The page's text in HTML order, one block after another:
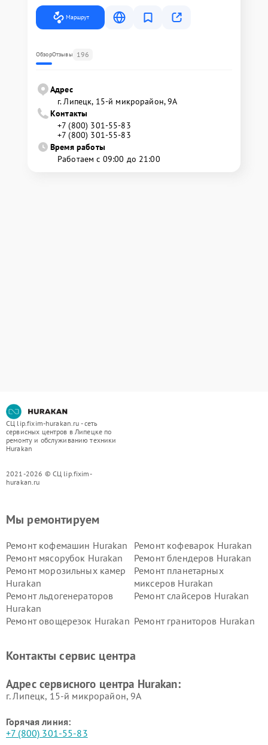
Маршрут
ОбзорОтзывы 196
Адрес
г. Липецк, 15-й микрорайон, 9А
Контакты
+7 (800) 301-55-83
+7 (800) 301-55-83
Время работы
Работаем с 09:00 до 21:00
СЦ lip.fixim-hurakan.ru - сеть
сервисных центров в Липецке по
ремонту и обслуживанию техники
Hurakan
2021-2026 © СЦ lip.fixim-
hurakan.ru
Мы ремонтируем
Ремонт кофемашин Hurakan
Ремонт кофеварок Hurakan
Ремонт мясорубок Hurakan
Ремонт блендеров Hurakan
Ремонт морозильных камер
Hurakan
Ремонт планетарных
миксеров Hurakan
Ремонт льдогенераторов
Hurakan
Ремонт слайсеров Hurakan
Ремонт овощерезок Hurakan Ремонт граниторов Hurakan
Hurakan
Контакты сервис центра
Адрес сервисного центра Hurakan:
г. Липецк, 15-й микрорайон, 9А
Горячая линия:
+7 (800) 301-55-83